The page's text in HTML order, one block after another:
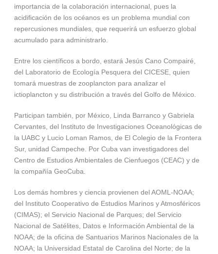
importancia de la colaboración internacional, pues la
acidificación de los océanos es un problema mundial con
repercusiones mundiales, que requerirá un esfuerzo global
acumulado para administrarlo.
Entre los científicos a bordo, estará Jesús Cano Compairé,
del Laboratorio de Ecología Pesquera del CICESE, quien
tomará muestras de zooplancton para analizar el
ictioplancton y su distribución a través del Golfo de México.
Participan también, por México, Linda Barranco y Gabriela
Cervantes, del Instituto de Investigaciones Oceanológicas de
la UABC y Lucio Loman Ramos, de El Colegio de la Frontera
Sur, unidad Campeche. Por Cuba van investigadores del
Centro de Estudios Ambientales de Cienfuegos (CEAC) y de
la compañía GeoCuba.
Los demás hombres y ciencia provienen del AOML-NOAA;
del Instituto Cooperativo de Estudios Marinos y Atmosféricos
(CIMAS); el Servicio Nacional de Parques; del Servicio
Nacional de Satélites, Datos e Información Ambiental de la
NOAA; de la oficina de Santuarios Marinos Nacionales de la
NOAA; la Universidad Estatal de Carolina del Norte; de la